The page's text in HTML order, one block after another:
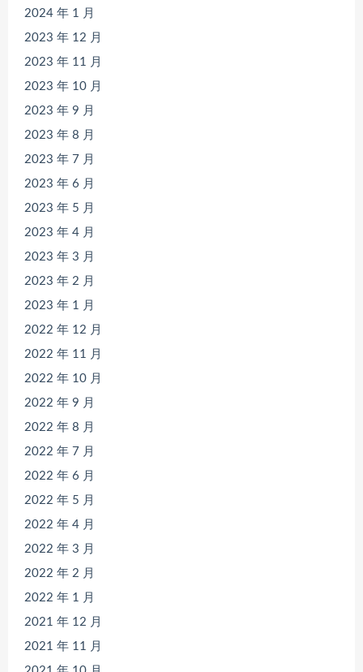
2024 年 1 月
2023 年 12 月
2023 年 11 月
2023 年 10 月
2023 年 9 月
2023 年 8 月
2023 年 7 月
2023 年 6 月
2023 年 5 月
2023 年 4 月
2023 年 3 月
2023 年 2 月
2023 年 1 月
2022 年 12 月
2022 年 11 月
2022 年 10 月
2022 年 9 月
2022 年 8 月
2022 年 7 月
2022 年 6 月
2022 年 5 月
2022 年 4 月
2022 年 3 月
2022 年 2 月
2022 年 1 月
2021 年 12 月
2021 年 11 月